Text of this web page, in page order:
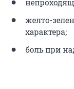
желто-
характера;
боль при